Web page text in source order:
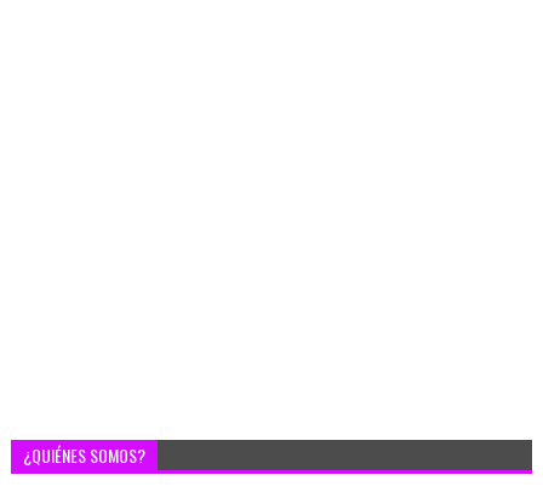
¿QUIÉNES SOMOS?